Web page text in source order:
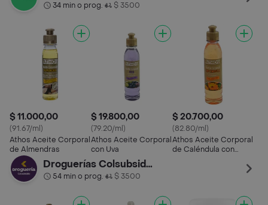
34 min o prog.• $ 3500
$ 11.000,00
(91.67/ml)
Athos Aceite Corporal
de Almendras
$ 19.800,00
(79.20/ml)
Athos Aceite Corporal
con Uva
$ 20.700,00
(82.80/ml)
Athos Aceite Corporal
de Caléndula con
Droguerías Colsubsidio
54 min o prog.• $ 3500